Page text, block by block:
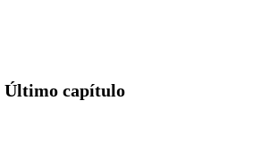
dizia amar meu gosto, me deixando sem
Último capítulo